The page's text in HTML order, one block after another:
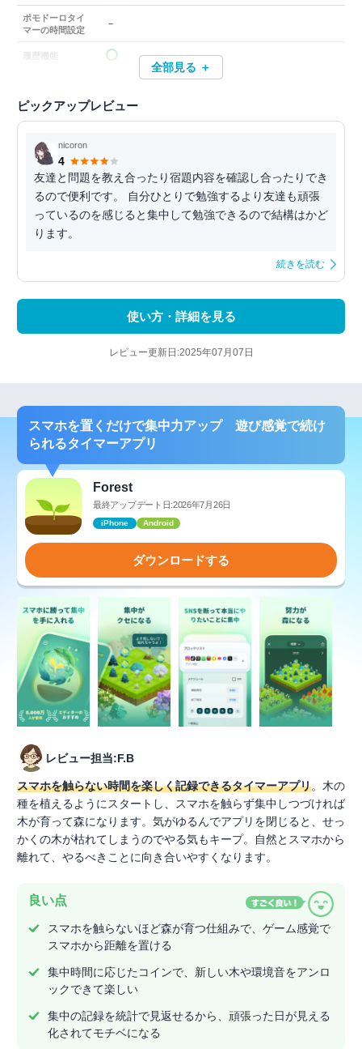
ポモドーロタイ
マーの時間設定
－
履歴機能
全部見る ＋
ピックアップレビュー
nicoron
4
友達と問題を教え合ったり宿題内容を確認し合ったりでき
るので便利です。 自分ひとりで勉強するより友達も頑張
っているのを感じると集中して勉強できるので結構はかど
ります。
続きを読む
使い方・詳細を見る
レビュー更新日:2025年07月07日
スマホを置くだけで集中力アップ 遊び感覚で続け
られるタイマーアプリ
Forest
最終アップデート日:2026年7月26日
iPhone Android
ダウンロードする
レビュー担当:F.B
スマホを触らない時間を楽しく記録できるタイマーアプリ。木の
種を植えるようにスタートし、スマホを触らず集中しつづければ
木が育って森になります。気がゆるんでアプリを閉じると、せっ
かくの木が枯れてしまうのでやる気もキープ。自然とスマホから
離れて、やるべきことに向き合いやすくなります。
良い点
スマホを触らないほど森が育つ仕組みで、ゲーム感覚で
スマホから距離を置ける
集中時間に応じたコインで、新しい木や環境音をアンロ
ックできて楽しい
集中の記録を統計で見返せるから、頑張った日が見える
化されてモチベになる